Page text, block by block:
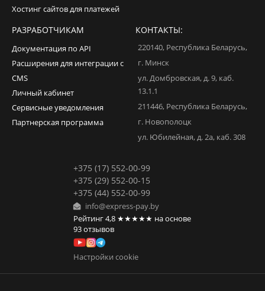
Хостинг сайтов для платежей
РАЗРАБОТЧИКАМ
Документация по API
Расширения для интеграции с
CMS
Личный кабинет
Сервисные уведомления
Партнерская программа
КОНТАКТЫ:
220140, Республика Беларусь,
г. Минск
ул. Домбровская, д. 9, каб.
13.1.1
211446, Республика Беларусь,
г. Новополоцк
ул. Юбилейная, д. 2а, каб. 308
+375 (17) 552-00-99
+375 (29) 552-00-15
+375 (44) 552-00-99
info@express-pay.by
Рейтинг4,8 ★★★★★ на основе
93отзывов
Настройки cookie